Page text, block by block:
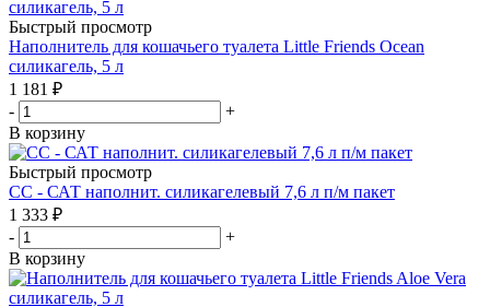
Быстрый просмотр
Наполнитель для кошачьего туалета Little Friends Ocean
силикагель, 5 л
1 181 ₽
-
+
В корзину
Быстрый просмотр
СС - САТ наполнит. силикагелевый 7,6 л п/м пакет
1 333 ₽
-
+
В корзину